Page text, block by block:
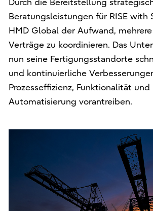
Durch die Bereitstellung
Beratungsleistungen für RISE with
HMD Global der Aufwand,
Verträge zu koordinieren. Das
nun seine Fertigungsstandorte
und kontinuierliche
Prozesseffizienz, Funktionalität und
Automatisierung vorantreiben.